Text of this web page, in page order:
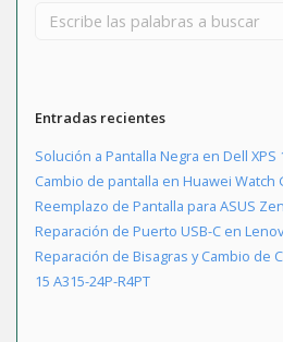
Entradas recientes
Solución a Pantalla Negra en Dell XPS
Cambio de pantalla en Huawei Watch
Reemplazo de Pantalla para ASUS
Reparación de Puerto USB-C en
Reparación de Bisagras y Cambio de
15 A315-24P-R4PT